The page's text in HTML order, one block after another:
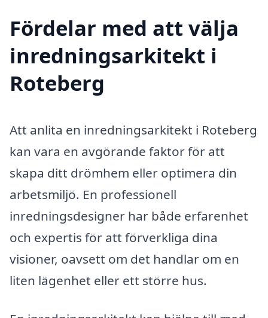
Fördelar med att välja
inredningsarkitekt i
Roteberg
Att anlita en inredningsarkitekt i Roteberg
kan vara en avgörande faktor för att
skapa ditt drömhem eller optimera din
arbetsmiljö. En professionell
inredningsdesigner har både erfarenhet
och expertis för att förverkliga dina
visioner, oavsett om det handlar om en
liten lägenhet eller ett större hus.